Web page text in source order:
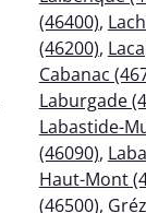
(46400),
(46200),
Cabanac
Laburgade
Labastide-
(46090),
Haut-Mont
(46500),